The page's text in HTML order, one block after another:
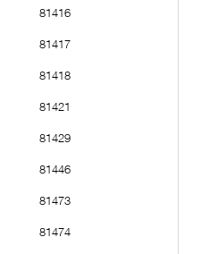
81416
81417
81418
81421
81429
81446
81473
81474